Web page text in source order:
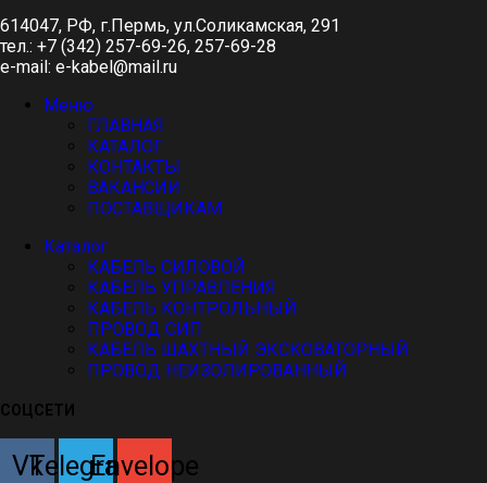
614047, РФ, г.Пермь, ул.Соликамская, 291
тел.: +7 (342) 257-69-26, 257-69-28
e-mail: e-kabel@mail.ru
Меню
ГЛАВНАЯ
КАТАЛОГ
КОНТАКТЫ
ВАКАНСИИ
ПОСТАВЩИКАМ
Каталог
КАБЕЛЬ СИЛОВОЙ
КАБЕЛЬ УПРАВЛЕНИЯ
КАБЕЛЬ КОНТРОЛЬНЫЙ
ПРОВОД СИП
КАБЕЛЬ ШАХТНЫЙ ЭКСКОВАТОРНЫЙ
ПРОВОД НЕИЗОЛИРОВАННЫЙ
СОЦСЕТИ
VkTelegramEnvelope